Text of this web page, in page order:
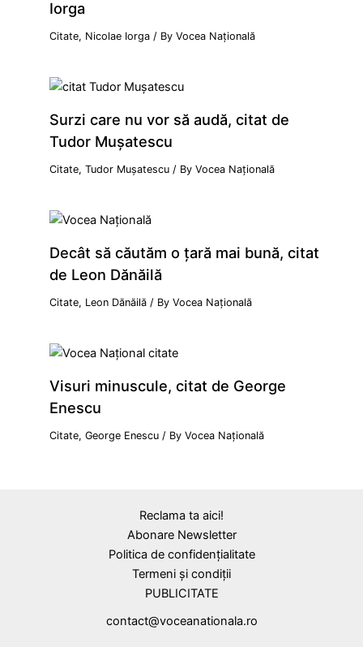
Iorga
Citate, Nicolae Iorga / ByVocea Națională
Surzi care nu vor să audă, citat de
Tudor Mușatescu
Citate,Tudor Mușatescu / ByVocea Națională
Decât să căutăm o țară mai bună, citat
de Leon Dănăilă
Citate, Leon Dănăilă / ByVocea Națională
Visuri minuscule, citat de George
Enescu
Citate,George Enescu / ByVocea Națională
Reclama ta aici!
Abonare Newsletter
Politica de confidențialitate
Termeni și condiții
PUBLICITATE
contact@voceanationala.ro